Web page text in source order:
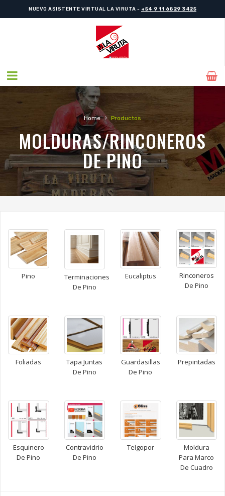
NUEVO ASISTENTE VIRTUAL LA VIRUTA - +54 9 11 6829 3425
NUEVO ASISTENTE VIRTUAL LA VIRUTA -+54 9 11 6829 3425
Home › Productos
MOLDURAS/RINCONEROS
DE PINO
Pino
Terminaciones
De Pino
Eucaliptus
Rinconeros
De Pino
Foliadas
Tapa Juntas
De Pino
Guardasillas
De Pino
Prepintadas
Esquinero
De Pino
Contravidrio
De Pino
Telgopor
Moldura
Para Marco
De Cuadro